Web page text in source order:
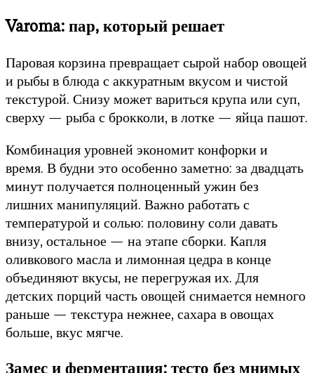
Varoma: пар, который решает
Паровая корзина превращает сырой набор овощей
и рыбы в блюда с аккуратным вкусом и чистой
текстурой. Снизу может вариться крупа или суп,
сверху — рыба с брокколи, в лотке — яйца пашот.
Комбинация уровней экономит конфорки и
время. В будни это особенно заметно: за двадцать
минут получается полноценный ужин без
лишних манипуляций. Важно работать с
температурой и солью: половину соли давать
внизу, остальное — на этапе сборки. Капля
оливкового масла и лимонная цедра в конце
объединяют вкусы, не перегружая их. Для
детских порций часть овощей снимается немного
раньше — текстура нежнее, сахара в овощах
больше, вкус мягче.
Замес и ферментация: тесто без мнимых